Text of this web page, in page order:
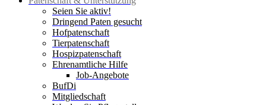
Seien Sie aktiv!
Dringend Paten gesucht
Hofpatenschaft
Tierpatenschaft
Hospizpatenschaft
Ehrenamtliche Hilfe
Job-Angebote
BufDi
Mitgliedschaft